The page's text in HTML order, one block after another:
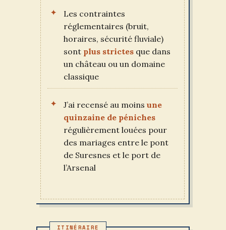
Les contraintes
réglementaires (bruit,
horaires, sécurité fluviale)
sont plus strictes que dans
un château ou un domaine
classique
J’ai recensé au moins une
quinzaine de péniches
régulièrement louées pour
des mariages entre le pont
de Suresnes et le port de
l’Arsenal